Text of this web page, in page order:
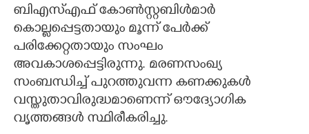
ബി‌എസ്‌എഫ് കോൺസ്റ്റബിൾമാർ
കൊല്ലപ്പെട്ടതായും മൂന്ന് പേർക്ക്
പരിക്കേറ്റതായും സംഘം
അവകാശപ്പെട്ടിരുന്നു. മരണസംഖ്യ
സംബന്ധിച്ച് പുറത്തുവന്ന കണക്കുകൾ
വസ്തുതാവിരുദ്ധമാണെന്ന് ഔദ്യോഗിക
വൃത്തങ്ങൾ സ്ഥിരീകരിച്ചു.